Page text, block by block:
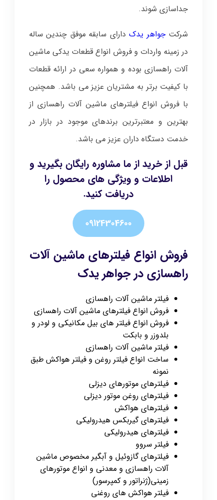
جداسازی شوند.
شرکتجواهر یدکدارای سابقه موفق چندین ساله
در زمینه واردات و فروش انواع قطعات یدکی ماشین
آلات راهسازی بوده و همواره سعی در ارائه قطعات
با کیفیت برتر به مشتریان عزیز می باشد. همچنین
با فروش انواع فیلترهای ماشین آلات راهسازی از
بهترین و معتبرترین برندهای موجود در بازار در
خدمت دستگاه داران عزیز می باشد.
قبل از خرید از ما مشاوره رایگان بگیرید و
اطلاعات و ویژگی های محصول را
دریافت کنید.
09124304600
فروش انواع فیلترهای ماشین آلات
راهسازی در جواهر یدک
فیلتر ماشین آلات راهسازی
فروش انواع فیلترهای ماشین آلات راهسازی
فروش انواع فیلتر های بیل مکانیکی و لودر و
بلدوزر و بابکت
فیلتر ماشین آلات راهسازی
ساخت انواع فیلتر روغن و فیلتر هواکش طبق
نمونه
فیلترهای موتورهای دیزلی
فیلترهای روغن موتور دیزلی
فیلترهای هواکش
فیلترهای گیربکس هیدرولیکی
فیلترهای هیدرولیکی
فیلتر سروو
فیلترهای گازوئیل و آبگیر مخصوص ماشین
آلات راهسازی و معدنی و انواع موتورهای
زمینی(ژنراتور و کمپرسور)
فیلتر هواکش های روغنی